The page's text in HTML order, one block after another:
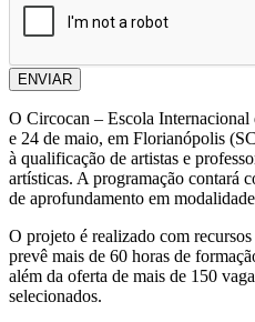
ENVIAR
O Circocan – Escola
e 24 de maio, em Florianópolis
à qualificação de artistas e
artísticas. A programação contará
de aprofundamento em
O projeto é realizado com
prevê mais de 60 horas de
além da oferta de mais de 150
selecionados.